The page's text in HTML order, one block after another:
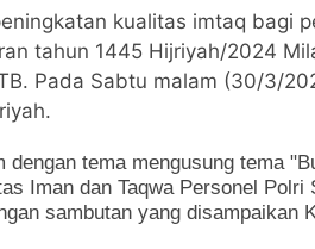
kualitas imtaq bagi
tahun 1445 Hijriyah/2024
Pada Sabtu malam (30/3/
tema mengusung tema
Iman dan Taqwa Personel Polri
sambutan yang disampaikan